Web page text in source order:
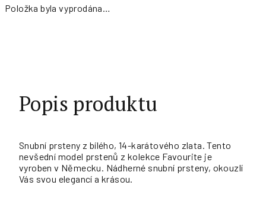
Položka byla vyprodána…
Popis produktu
Snubní prsteny z bílého, 14-karátového zlata. Tento
nevšední model prstenů z kolekce Favourite je
vyroben v Německu. Nádherné snubní prsteny, okouzlí
Vás svou elegancí a krásou.